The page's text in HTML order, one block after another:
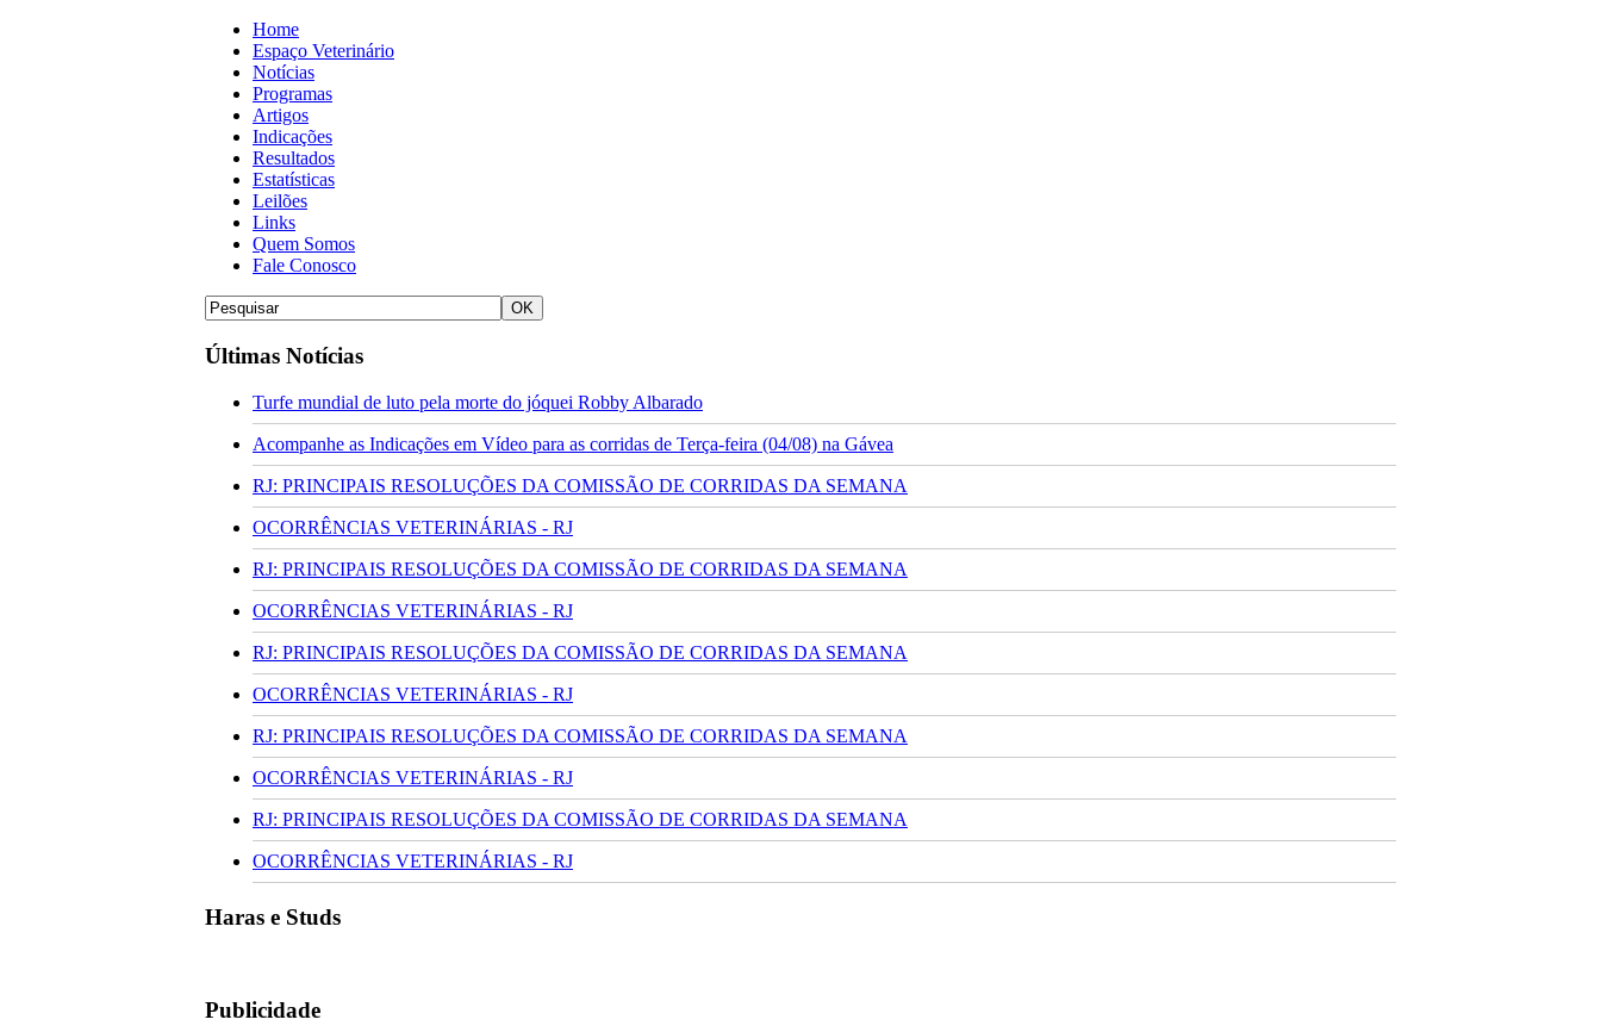
Home
Espaço Veterinário
Notícias
Programas
Artigos
Indicações
Resultados
Estatísticas
Leilões
Links
Quem Somos
Fale Conosco
Últimas Notícias
Turfe mundial de luto pela morte do jóquei Robby Albarado
Acompanhe as Indicações em Vídeo para as corridas de Terça-feira (04/08) na Gávea
RJ: PRINCIPAIS RESOLUÇÕES DA COMISSÃO DE CORRIDAS DA SEMANA
OCORRÊNCIAS VETERINÁRIAS - RJ
RJ: PRINCIPAIS RESOLUÇÕES DA COMISSÃO DE CORRIDAS DA SEMANA
OCORRÊNCIAS VETERINÁRIAS - RJ
RJ: PRINCIPAIS RESOLUÇÕES DA COMISSÃO DE CORRIDAS DA SEMANA
OCORRÊNCIAS VETERINÁRIAS - RJ
RJ: PRINCIPAIS RESOLUÇÕES DA COMISSÃO DE CORRIDAS DA SEMANA
OCORRÊNCIAS VETERINÁRIAS - RJ
RJ: PRINCIPAIS RESOLUÇÕES DA COMISSÃO DE CORRIDAS DA SEMANA
OCORRÊNCIAS VETERINÁRIAS - RJ
Haras e Studs
Publicidade